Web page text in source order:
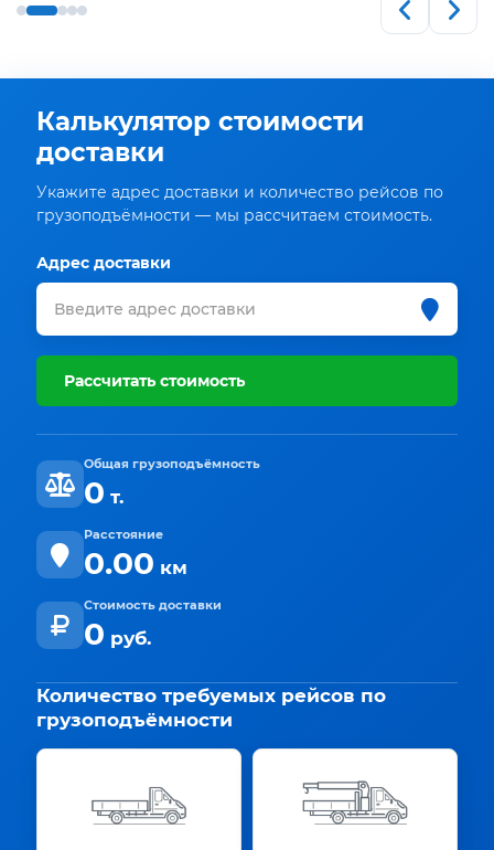
Калькулятор стоимости
доставки
Укажите адрес доставки и количество рейсов по
грузоподъёмности — мы рассчитаем стоимость.
Адрес доставки
Рассчитать стоимость
Общая грузоподъёмность
0 т.
Расстояние
0.00 км
Стоимость доставки
0 руб.
Количество требуемых рейсов по
грузоподъёмности